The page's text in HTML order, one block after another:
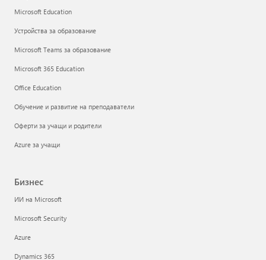
Microsoft Education
Устройства за образование
Microsoft Teams за образование
Microsoft 365 Education
Office Education
Обучение и развитие на преподаватели
Оферти за учащи и родители
Azure за учащи
Бизнес
ИИ на Microsoft
Microsoft Security
Azure
Dynamics 365